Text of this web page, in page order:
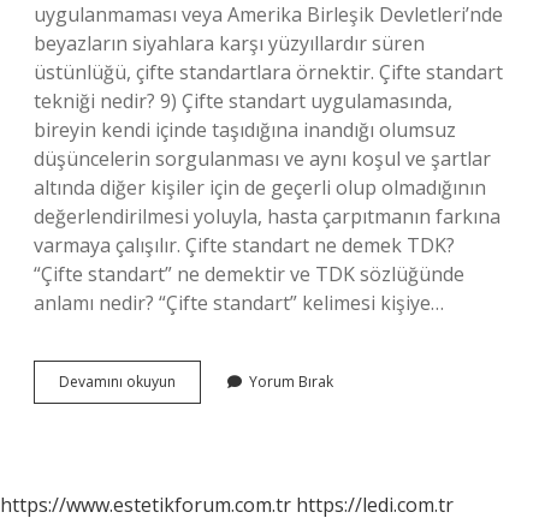
uygulanmaması veya Amerika Birleşik Devletleri’nde
beyazların siyahlara karşı yüzyıllardır süren
üstünlüğü, çifte standartlara örnektir. Çifte standart
tekniği nedir? 9) Çifte standart uygulamasında,
bireyin kendi içinde taşıdığına inandığı olumsuz
düşüncelerin sorgulanması ve aynı koşul ve şartlar
altında diğer kişiler için de geçerli olup olmadığının
değerlendirilmesi yoluyla, hasta çarpıtmanın farkına
varmaya çalışılır. Çifte standart ne demek TDK?
“Çifte standart” ne demektir ve TDK sözlüğünde
anlamı nedir? “Çifte standart” kelimesi kişiye…
Devamını okuyun
Çifte
Yorum Bırak
https://www.estetikforum.com.tr https://ledi.com.tr